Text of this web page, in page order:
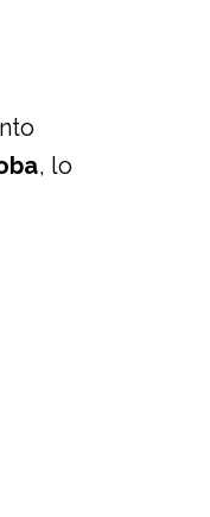
, lo